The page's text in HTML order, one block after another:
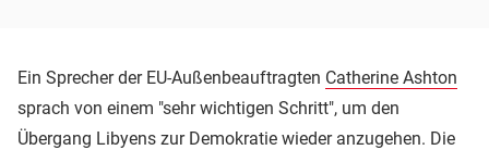
Ein Sprecher der EU-Außenbeauftragten Catherine Ashton
sprach von einem "sehr wichtigen Schritt", um den
Übergang Libyens zur Demokratie wieder anzugehen. Die